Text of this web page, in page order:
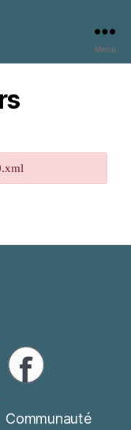
Menu
Communauté